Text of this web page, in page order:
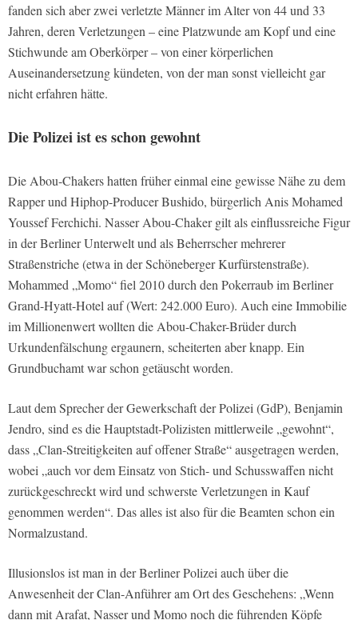
fanden sich aber zwei verletzte Männer im Alter von 44 und 33
Jahren, deren Verletzungen – eine Platzwunde am Kopf und eine
Stichwunde am Oberkörper – von einer körperlichen
Auseinandersetzung kündeten, von der man sonst vielleicht gar
nicht erfahren hätte.
Die Polizei ist es schon gewohnt
Die Abou-Chakers hatten früher einmal eine gewisse Nähe zu dem
Rapper und Hiphop-Producer Bushido, bürgerlich Anis Mohamed
Youssef Ferchichi. Nasser Abou-Chaker gilt als einflussreiche Figur
in der Berliner Unterwelt und als Beherrscher mehrerer
Straßenstriche (etwa in der Schöneberger Kurfürstenstraße).
Mohammed „Momo“ fiel 2010 durch den Pokerraub im Berliner
Grand-Hyatt-Hotel auf (Wert: 242.000 Euro). Auch eine Immobilie
im Millionenwert wollten die Abou-Chaker-Brüder durch
Urkundenfälschung ergaunern, scheiterten aber knapp. Ein
Grundbuchamt war schon getäuscht worden.
Laut dem Sprecher der Gewerkschaft der Polizei (GdP), Benjamin
Jendro, sind es die Hauptstadt-Polizisten mittlerweile „gewohnt“,
dass „Clan-Streitigkeiten auf offener Straße“ ausgetragen werden,
wobei „auch vor dem Einsatz von Stich- und Schusswaffen nicht
zurückgeschreckt wird und schwerste Verletzungen in Kauf
genommen werden“. Das alles ist also für die Beamten schon ein
Normalzustand.
Illusionslos ist man in der Berliner Polizei auch über die
Anwesenheit der Clan-Anführer am Ort des Geschehens: „Wenn
dann mit Arafat, Nasser und Momo noch die führenden Köpfe